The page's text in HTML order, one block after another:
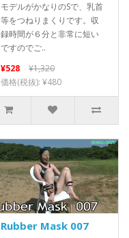
モデルがかなりのSで、乳首
等をつねりまくりです。収
録時間が６分と非常に短い
ですのでご..
¥528
¥1,320
価格(税抜): ¥480
Rubber Mask 007